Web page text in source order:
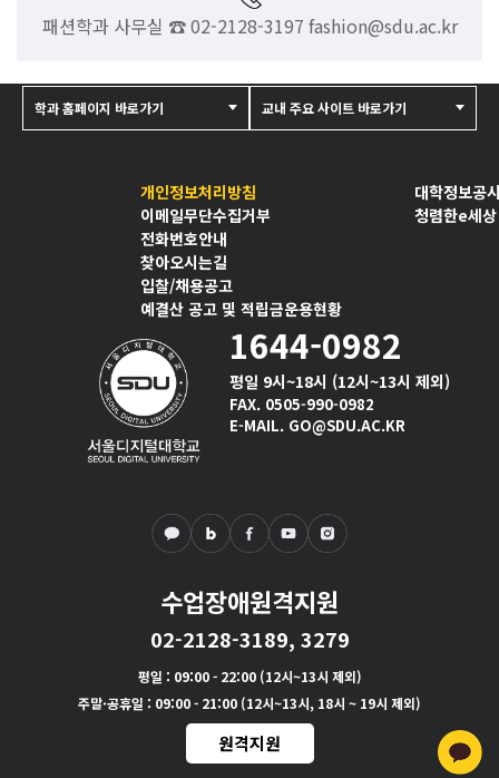
패션학과 사무실 ☎ 02-2128-3197 fashion@sdu.ac.kr
개인정보처리방침
이메일무단수집거부
전화번호안내
찾아오시는길
입찰/채용공고
예결산 공고 및 적립금운용현황
대학정보공
청렴한e세상
1644-0982
평일 9시~18시 (12시~13시 제외)
FAX. 0505-990-0982
E-MAIL. GO@SDU.AC.KR
수업장애원격지원
02-2128-3189, 3279
평일 : 09:00 - 22:00 (12시~13시 제외)
주말·공휴일 : 09:00 - 21:00 (12시~13시, 18시 ~ 19시 제외)
원격지원
학과 홈페이지 바로가기 교내 주요 사이트 바로가기